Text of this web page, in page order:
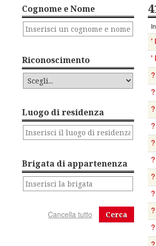
Cognome e Nome
Riconoscimento
Luogo di residenza
Brigata di appartenenza
Cerca
'
'